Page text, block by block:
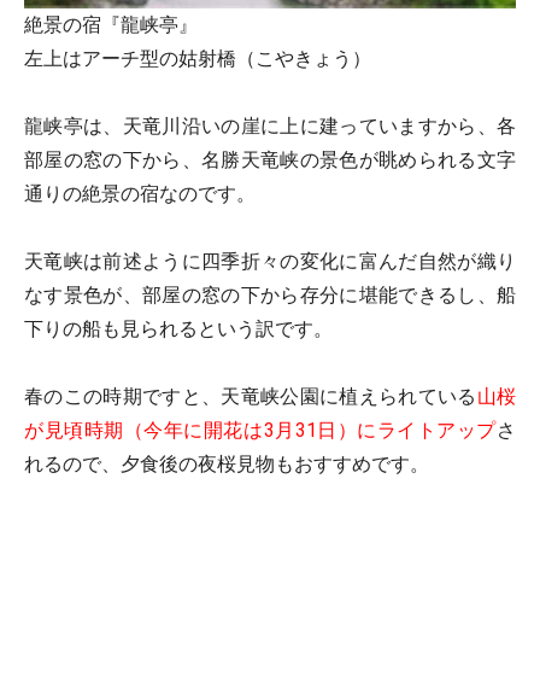
絶景の宿『龍峡亭』
左上はアーチ型の姑射橋（こやきょう）
龍峡亭は、天竜川沿いの崖に上に建っていますから、各
部屋の窓の下から、名勝天竜峡の景色が眺められる文字
通りの絶景の宿なのです。
天竜峡は前述ように四季折々の変化に富んだ自然が織り
なす景色が、部屋の窓の下から存分に堪能できるし、船
下りの船も見られるという訳です。
春のこの時期ですと、天竜峡公園に植えられている 山桜
が見頃時期（今年に開花は3月31日）にライトアップさ
れるので、夕食後の夜桜見物もおすすめです。